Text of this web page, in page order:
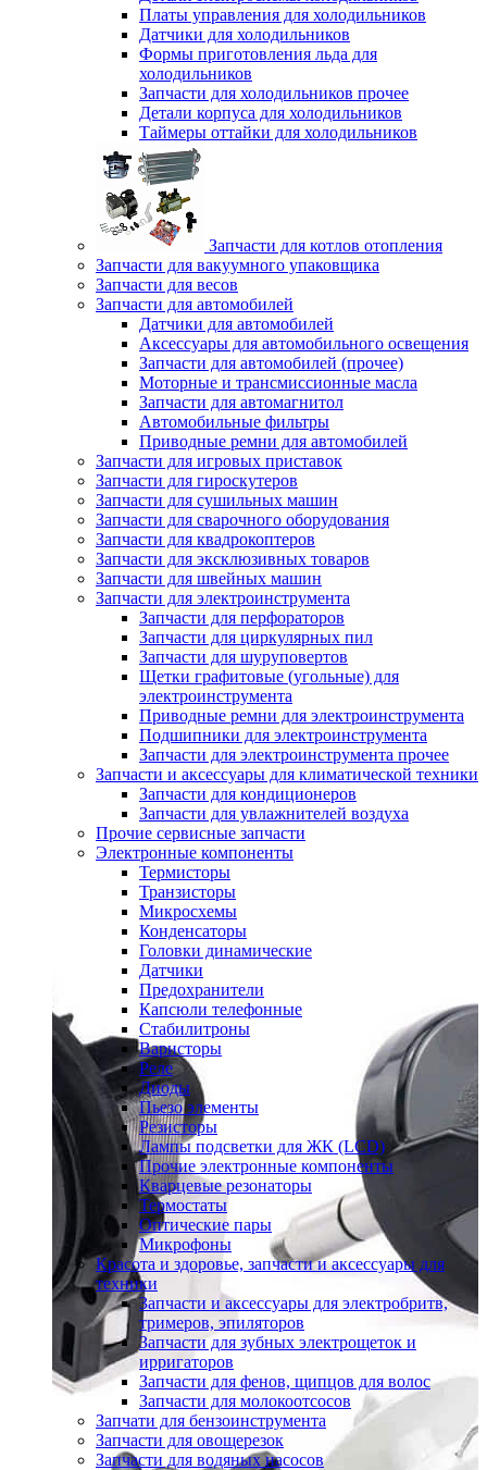
Платы управления для холодильников
Датчики для холодильников
Формы приготовления льда для
холодильников
Запчасти для холодильников прочее
Детали корпуса для холодильников
Таймеры оттайки для холодильников
Запчасти для котлов отопления
Запчасти для вакуумного упаковщика
Запчасти для весов
Запчасти для автомобилей
Датчики для автомобилей
Аксессуары для автомобильного освещения
Запчасти для автомобилей (прочее)
Моторные и трансмиссионные масла
Запчасти для автомагнитол
Автомобильные фильтры
Приводные ремни для автомобилей
Запчасти для игровых приставок
Запчасти для гироскутеров
Запчасти для сушильных машин
Запчасти для сварочного оборудования
Запчасти для квадрокоптеров
Запчасти для эксклюзивных товаров
Запчасти для швейных машин
Запчасти для электроинструмента
Запчасти для перфораторов
Запчасти для циркулярных пил
Запчасти для шуруповертов
Щетки графитовые (угольные) для
электроинструмента
Приводные ремни для электроинструмента
Подшипники для электроинструмента
Запчасти для электроинструмента прочее
Запчасти и аксессуары для климатической техники
Запчасти для кондиционеров
Запчасти для увлажнителей воздуха
Прочие сервисные запчасти
Электронные компоненты
Термисторы
Транзисторы
Микросхемы
Конденсаторы
Головки динамические
Датчики
Предохранители
Капсюли телефонные
Стабилитроны
Варисторы
Реле
Диоды
Пьезо элементы
Резисторы
Лампы подсветки для ЖК (LCD)
Прочие электронные компоненты
Кварцевые резонаторы
Термостаты
Оптические пары
Микрофоны
Красота и здоровье, запчасти и аксессуары для
техники
Запчасти и аксессуары для электробритв,
тримеров, эпиляторов
Запчасти для зубных электрощеток и
ирригаторов
Запчасти для фенов, щипцов для волос
Запчасти для молокоотсосов
Запчати для бензоинструмента
Запчасти для овощерезок
Запчасти для водяных насосов